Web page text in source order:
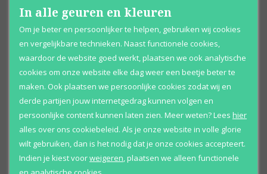
Hermes
Voyage D'hermes
Eau de parfum
In alle geuren en kleuren
Om je beter en persoonlijker te helpen, gebruiken wij cookies
en vergelijkbare technieken. Naast functionele cookies,
waardoor de website goed werkt, plaatsen we ook analytische
cookies om onze website elke dag weer een beetje beter te
maken. Ook plaatsen we persoonlijke cookies zodat wij en
derde partijen jouw internetgedrag kunnen volgen en
persoonlijke content kunnen laten zien. Meer weten?Lees hier
alles over ons cookiebeleid. Als je onze website in volle glorie
wilt gebruiken, dan is het nodig dat je onze cookies accepteert.
Indien je kiest voorweigeren,plaatsen we alleen functionele